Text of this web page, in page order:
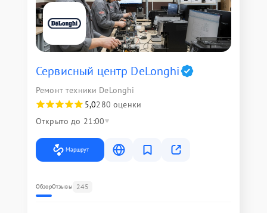
Сервисный центр DeLonghi
Ремонт техники DeLonghi
5,0280 оценки
Открыто до 21:00
Маршрут
ОбзорОтзывы 245